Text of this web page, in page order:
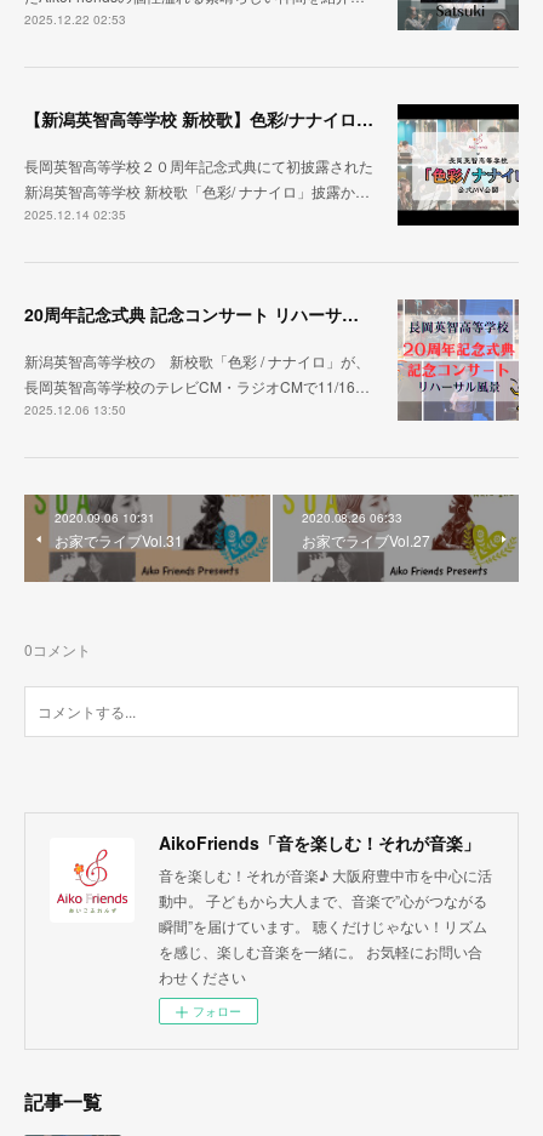
2025.12.22 02:53
【新潟英智高等学校 新校歌】色彩/ナナイロ ２０周年記念式典から１ヶ月
長岡英智高等学校２０周年記念式典にて初披露された
新潟英智高等学校 新校歌「色彩/ ナナイロ」披露か…
2025.12.14 02:35
20周年記念式典 記念コンサート リハーサル映像 公開
新潟英智高等学校の 新校歌「色彩 / ナナイロ」が、
長岡英智高等学校のテレビCM・ラジオCMで11/16…
2025.12.06 13:50
2020.09.06 10:31
お家でライブVol.31
2020.08.26 06:33
お家でライブVol.27
0コメント
AikoFriends「音を楽しむ！それが音楽」
音を楽しむ！それが音楽♪ 大阪府豊中市を中心に活
動中。 子どもから大人まで、音楽で”心がつながる
瞬間”を届けています。 聴くだけじゃない！リズム
を感じ、楽しむ音楽を一緒に。 お気軽にお問い合
わせください
フォロー
記事一覧